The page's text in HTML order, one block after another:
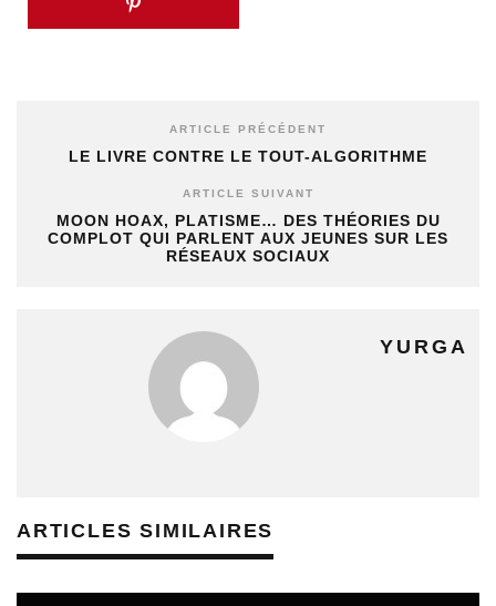
ARTICLE PRÉCÉDENT
LE LIVRE CONTRE LE TOUT-ALGORITHME
ARTICLE SUIVANT
MOON HOAX, PLATISME… DES THÉORIES DU
COMPLOT QUI PARLENT AUX JEUNES SUR LES
RÉSEAUX SOCIAUX
YURGA
ARTICLES SIMILAIRES